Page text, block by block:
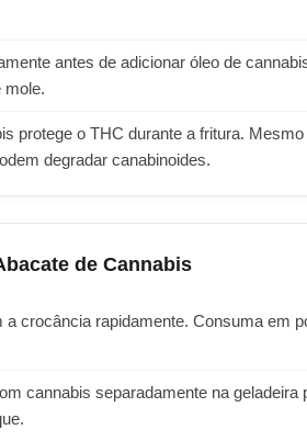
antes de adicionar óleo de
mole.
protege o THC durante a fritura.
degradar canabinoides.
de Cannabis
crocância rapidamente. Consuma em
cannabis separadamente na geladeira